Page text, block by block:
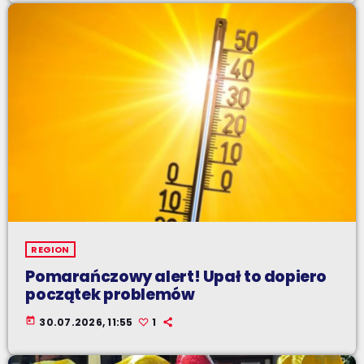
REGION
Pomarańczowy alert! Upał to dopiero
początek problemów
today 30.07.2026, 11:55 1